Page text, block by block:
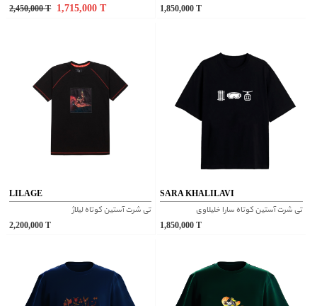
2,450,000 T 1,715,000 1,850,000
LILAGE
تی شرت آستین کوتاه لیلاژ
2,200,000
SARA KHALILAVI
تی شرت آستین کوتاه سارا خلیلاوی
1,850,000